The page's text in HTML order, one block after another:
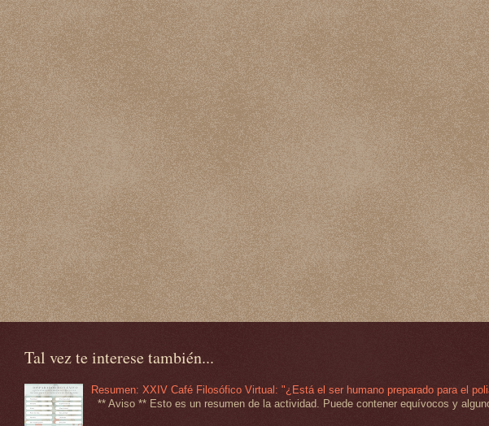
Tal vez te interese también...
Resumen: XXIV Café Filosófico Virtual: "¿Está el ser humano preparado para el
** Aviso ** Esto es un resumen de la actividad. Puede contener equívocos y